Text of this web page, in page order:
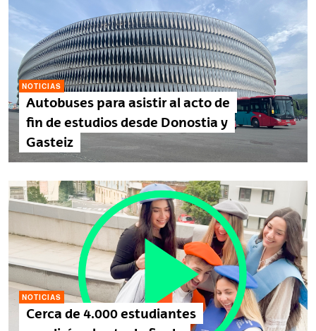
NOTICIAS
Autobuses para asistir al acto de
fin de estudios desde Donostia y
Gasteiz
NOTICIAS
Cerca de 4.000 estudiantes